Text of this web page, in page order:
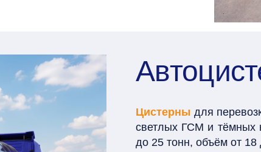
Цистерны для
светлых ГСМ и тёмных
до 25 тонн, объём от